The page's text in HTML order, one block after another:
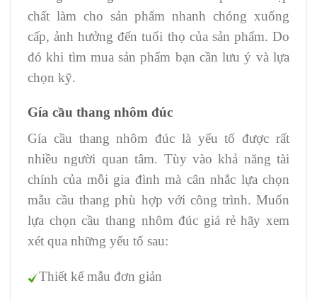
chất làm cho sản phẩm nhanh chóng xuống
cấp, ảnh hưởng đến tuổi thọ của sản phẩm. Do
đó khi tìm mua sản phẩm bạn cần lưu ý và lựa
chọn kỹ.
Gía cầu thang nhôm đúc
Gía cầu thang nhôm đúc là yếu tố được rất
nhiều người quan tâm. Tùy vào khả năng tài
chính của mỗi gia đình mà cân nhắc lựa chọn
mẫu cầu thang phù hợp với công trình. Muốn
lựa chọn cầu thang nhôm đúc giá rẻ hãy xem
xét qua những yếu tố sau:
Thiết kế mẫu đơn giản